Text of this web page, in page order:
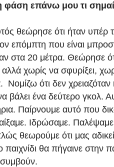
φάση επάνω μου τι
θεώρησε ότι ήταν υπέρ
επόμπτη που είναι
στα 20 μέτρα. Θεώρησε
χωρίς να σφυρίξει,
Νομίζω ότι δεν
βάλει ένα δεύτερο γκολ.
Παίρνουμε αυτό που
Ιδρώσαμε.
θεωρούμε ότι μας
παιχνίδι θα πήγαινε